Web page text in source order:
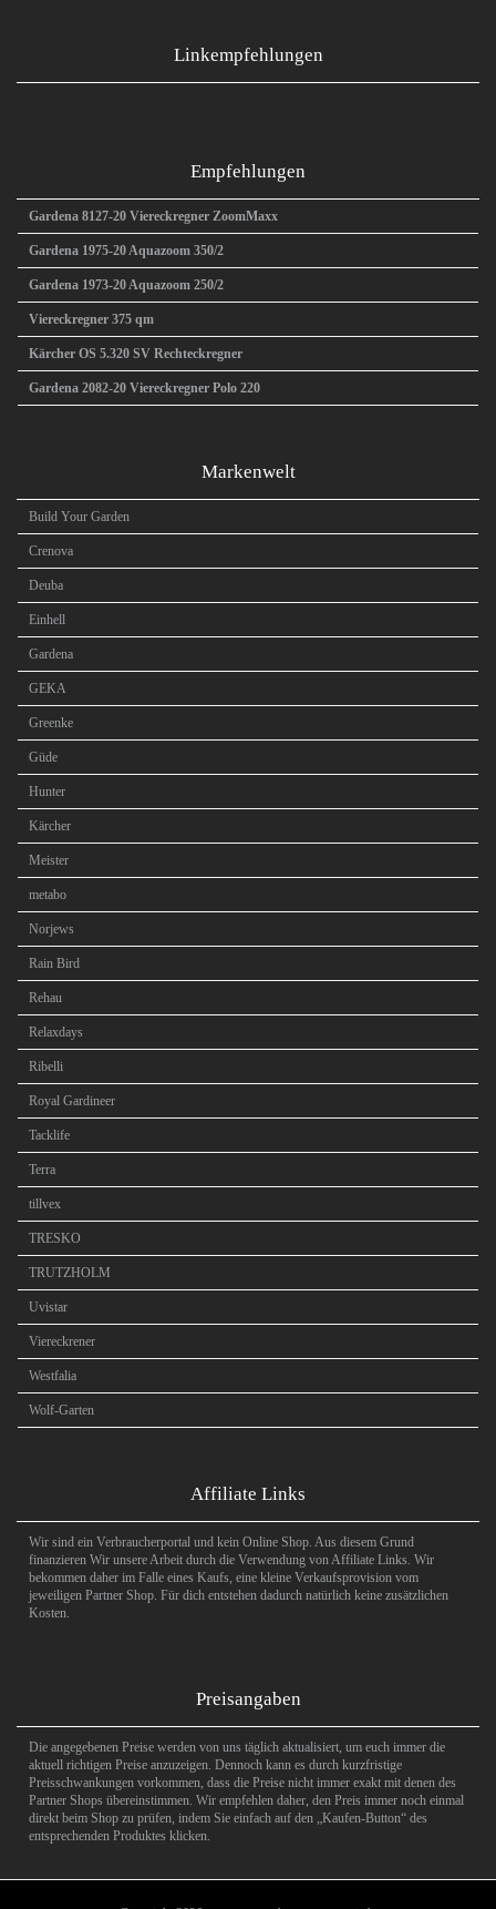
Linkempfehlungen
Empfehlungen
Gardena 8127-20 Viereckregner ZoomMaxx
Gardena 1975-20 Aquazoom 350/2
Gardena 1973-20 Aquazoom 250/2
Viereckregner 375 qm
Kärcher OS 5.320 SV Rechteckregner
Gardena 2082-20 Viereckregner Polo 220
Markenwelt
Build Your Garden
Crenova
Deuba
Einhell
Gardena
GEKA
Greenke
Güde
Hunter
Kärcher
Meister
metabo
Norjews
Rain Bird
Rehau
Relaxdays
Ribelli
Royal Gardineer
Tacklife
Terra
tillvex
TRESKO
TRUTZHOLM
Uvistar
Viereckrener
Westfalia
Wolf-Garten
Affiliate Links
Wir sind ein Verbraucherportal und kein Online Shop. Aus diesem Grund
finanzieren Wir unsere Arbeit durch die Verwendung von Affiliate Links. Wir
bekommen daher im Falle eines Kaufs, eine kleine Verkaufsprovision vom
jeweiligen Partner Shop. Für dich entstehen dadurch natürlich keine zusätzlichen
Kosten.
Preisangaben
Die angegebenen Preise werden von uns täglich aktualisiert, um euch immer die
aktuell richtigen Preise anzuzeigen. Dennoch kann es durch kurzfristige
Preisschwankungen vorkommen, dass die Preise nicht immer exakt mit denen des
Partner Shops übereinstimmen. Wir empfehlen daher, den Preis immer noch einmal
direkt beim Shop zu prüfen, indem Sie einfach auf den „Kaufen-Button“ des
entsprechenden Produktes klicken.